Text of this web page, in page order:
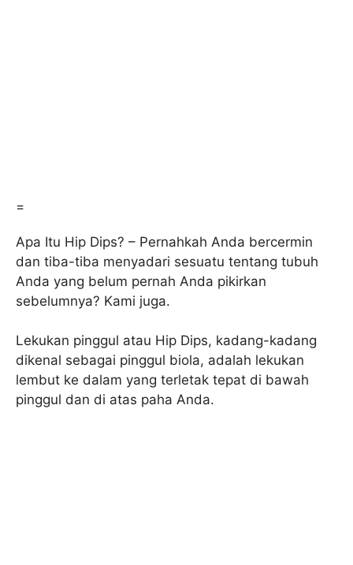
=
Apa Itu Hip Dips? – Pernahkah Anda bercermin
dan tiba-tiba menyadari sesuatu tentang tubuh
Anda yang belum pernah Anda pikirkan
sebelumnya? Kami juga.
Lekukan pinggul atau Hip Dips, kadang-kadang
dikenal sebagai pinggul biola, adalah lekukan
lembut ke dalam yang terletak tepat di bawah
pinggul dan di atas paha Anda.